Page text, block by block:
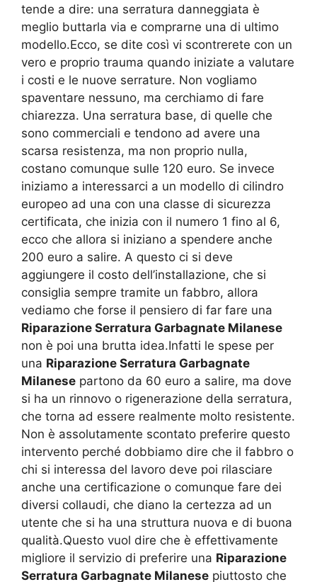
tende a dire: una serratura danneggiata è
meglio buttarla via e comprarne una di ultimo
modello.Ecco, se dite così vi scontrerete con un
vero e proprio trauma quando iniziate a valutare
i costi e le nuove serrature. Non vogliamo
spaventare nessuno, ma cerchiamo di fare
chiarezza. Una serratura base, di quelle che
sono commerciali e tendono ad avere una
scarsa resistenza, ma non proprio nulla,
costano comunque sulle 120 euro. Se invece
iniziamo a interessarci a un modello di cilindro
europeo ad una con una classe di sicurezza
certificata, che inizia con il numero 1 fino al 6,
ecco che allora si iniziano a spendere anche
200 euro a salire. A questo ci si deve
aggiungere il costo dell’installazione, che si
consiglia sempre tramite un fabbro, allora
vediamo che forse il pensiero di far fare una
Riparazione Serratura Garbagnate Milanese
non è poi una brutta idea.Infatti le spese per
una Riparazione Serratura Garbagnate
Milanese partono da 60 euro a salire, ma dove
si ha un rinnovo o rigenerazione della serratura,
che torna ad essere realmente molto resistente.
Non è assolutamente scontato preferire questo
intervento perché dobbiamo dire che il fabbro o
chi si interessa del lavoro deve poi rilasciare
anche una certificazione o comunque fare dei
diversi collaudi, che diano la certezza ad un
utente che si ha una struttura nuova e di buona
qualità.Questo vuol dire che è effettivamente
migliore il servizio di preferire una Riparazione
Serratura Garbagnate Milanese piuttosto che